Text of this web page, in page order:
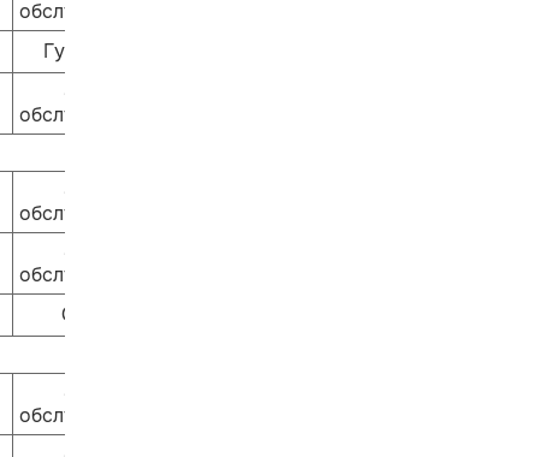
обслуживания
Гулливер
Залы
обслуживания
Залы
обслуживания
Залы
обслуживания
Ошпи
Залы
обслуживания